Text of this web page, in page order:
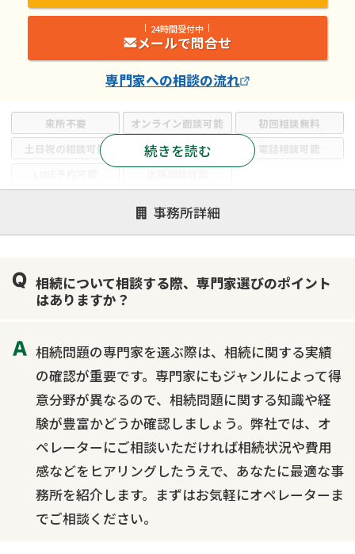
来所不要 オンライン面談可能
初回相談無料
土日祝の相談可能
19時以降電話可能
電話相談可能
遺言書作成・遺言執行
相続放棄
相続登記
相続手続き
銀行手続き
家族信託
成年後見・任意後見
相続トラブル
続きを読む
24時間受付中
メールで問合せ
専門家への相談の流れ
事務所詳細
相続について相談する際、専門家選びのポイント
はありますか？
相続問題の専門家を選ぶ際は、相続に関する実績
の確認が重要です。専門家にもジャンルによって得
意分野が異なるので、相続問題に関する知識や経
験が豊富かどうか確認しましょう。弊社では、オ
ペレーターにご相談いただければ相続状況や費用
感などをヒアリングしたうえで、あなたに最適な事
務所を紹介します。まずはお気軽にオペレーターま
でご相談ください。